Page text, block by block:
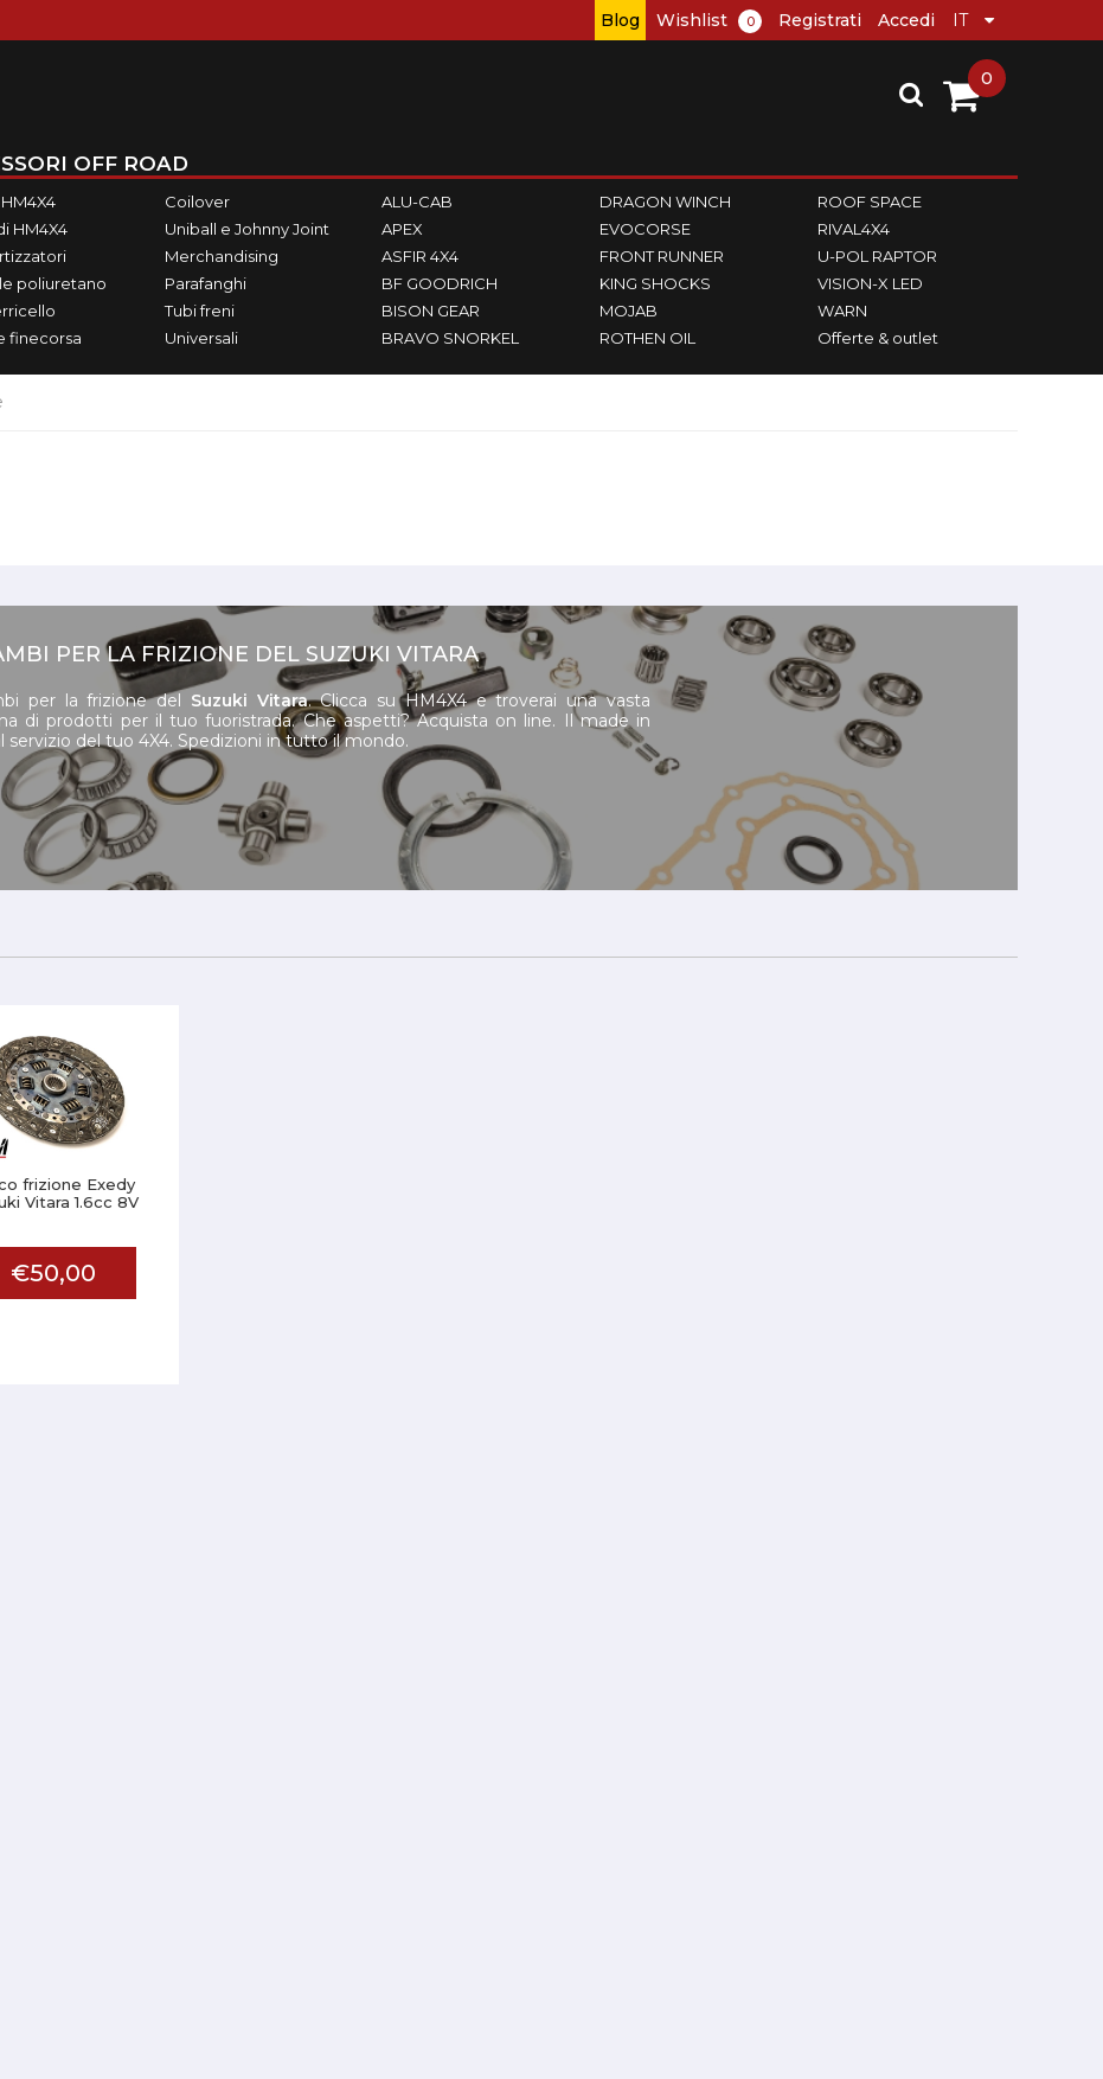
Blog Wishlist 0 Registrati Accedi
OFF ROAD
HM4X4
poliuretano
finecorsa
Coilover
Uniball e Johnny Joint
Merchandising
Parafanghi
Tubi freni
Universali
ALU-CAB
APEX
ASFIR 4X4
BF GOODRICH
BISON GEAR
BRAVO SNORKEL
DRAGON WINCH
EVOCORSE
FRONT RUNNER
KING SHOCKS
MOJAB
ROTHEN OIL
ROOF SPACE
RIVAL4X4
U-POL RAPTOR
VISION-X LED
WARN
Offerte & outlet
0
PER LA FRIZIONE DEL SUZUKI VITARA
per la frizione del Suzuki Vitara. Clicca su HM4X4 e troverai una vasta
di prodotti per il tuo fuoristrada. Che aspetti? Acquista on line. Il made in
servizio del tuo 4X4. Spedizioni in tutto il mondo.
frizione Exedy
Vitara 1.6cc 8V
€50,00